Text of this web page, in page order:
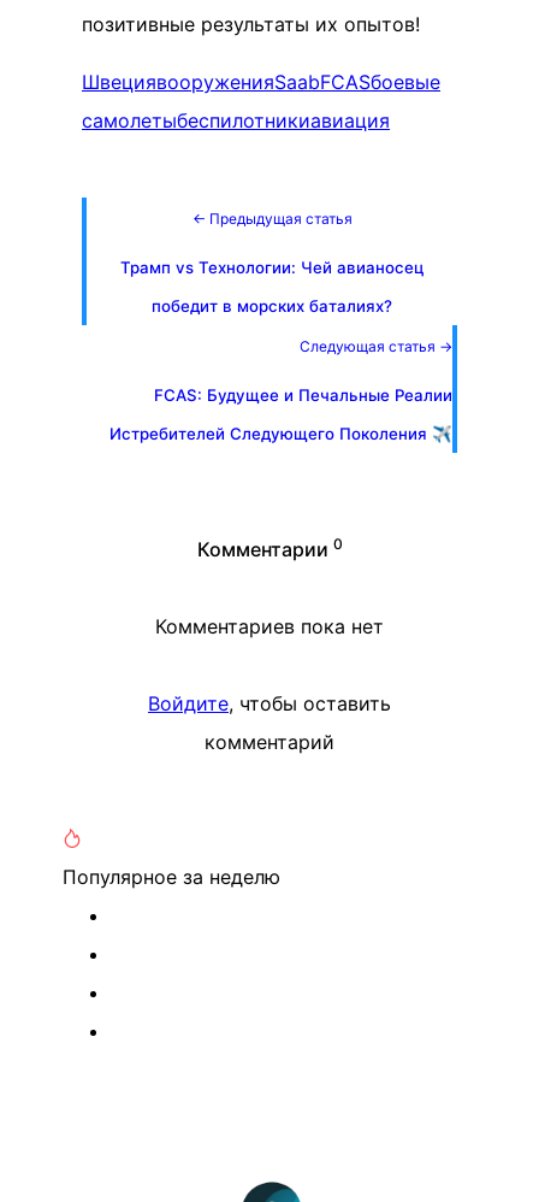
позитивные результаты их опытов!
ШвециявооруженияSaabFCASбоевые
самолетыбеспилотникиавиация
← Предыдущая статья
Трамп vs Технологии: Чей авианосец
победит в морских баталиях?
Следующая статья →
FCAS: Будущее и Печальные Реалии
Истребителей Следующего Поколения ✈️
Комментарии 0
Комментариев пока нет
Войдите, чтобы оставить
комментарий
Популярное за неделю